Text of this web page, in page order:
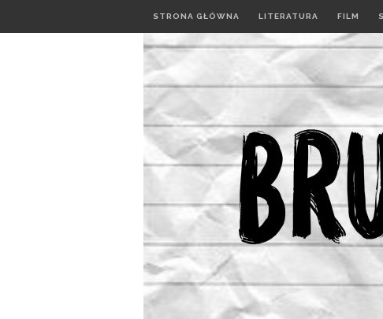
STRONA GŁÓWNA LITERATURA FILM